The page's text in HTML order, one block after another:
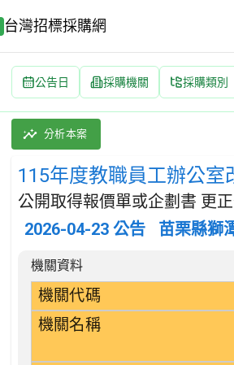
台灣招標採購網
公告日 採購機關 採購類別
115年度教職員工辦公室改善計畫 招
採購類別：財物類 其他製造商品 | 招
分析本案
115年度教職員工辦公室
公開取得報價單或企劃書 更
2026-04-23 公告 苗栗縣獅
招標公告詳細內容
機關資料
機關代碼
機關名稱